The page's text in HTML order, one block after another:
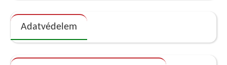
Adatvédelem